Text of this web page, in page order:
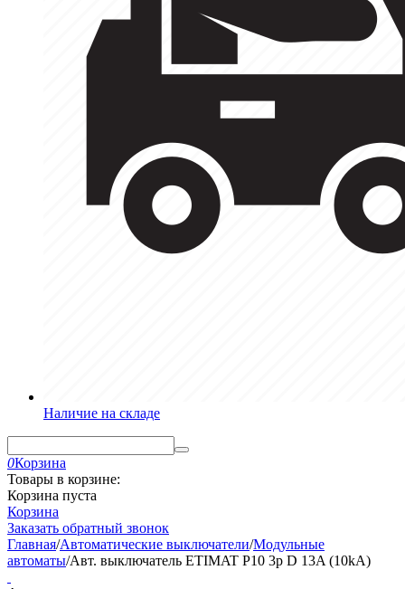
Наличие на складе
0Корзина
Товары в корзине:
Корзина пуста
Корзина
Заказать обратный звонок
Главная/Автоматические выключатели/Модульные
автоматы/Авт. выключатель ETIMAT P10 3p D 13A (10kA)